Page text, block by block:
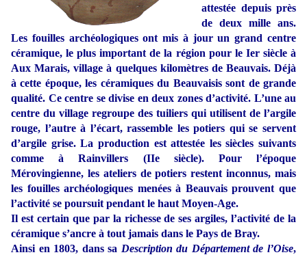
attestée depuis près
de deux mille ans.
Les fouilles archéologiques ont mis à jour un grand centre
céramique, le plus important de la région pour le Ier siècle à
Aux Marais, village à quelques kilomètres de Beauvais. Déjà
à cette époque, les céramiques du Beauvaisis sont de grande
qualité. Ce centre se divise en deux zones d’activité. L’une au
centre du village regroupe des tuiliers qui utilisent de l’argile
rouge, l’autre à l’écart, rassemble les potiers qui se servent
d’argile grise. La production est attestée les siècles suivants
comme à Rainvillers (IIe siècle). Pour l’époque
Mérovingienne, les ateliers de potiers restent inconnus, mais
les fouilles archéologiques menées à Beauvais prouvent que
l’activité se poursuit pendant le haut Moyen-Age.
Il est certain que par la richesse de ses argiles, l’activité de la
céramique s’ancre à tout jamais dans le Pays de Bray.
Ainsi en 1803, dans sa Description du Département de l’Oise,